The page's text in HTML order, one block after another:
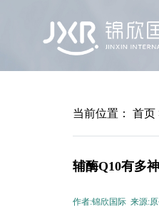
当前位置： 首页
辅酶Q10有多
作者:锦欣国际 来源:原